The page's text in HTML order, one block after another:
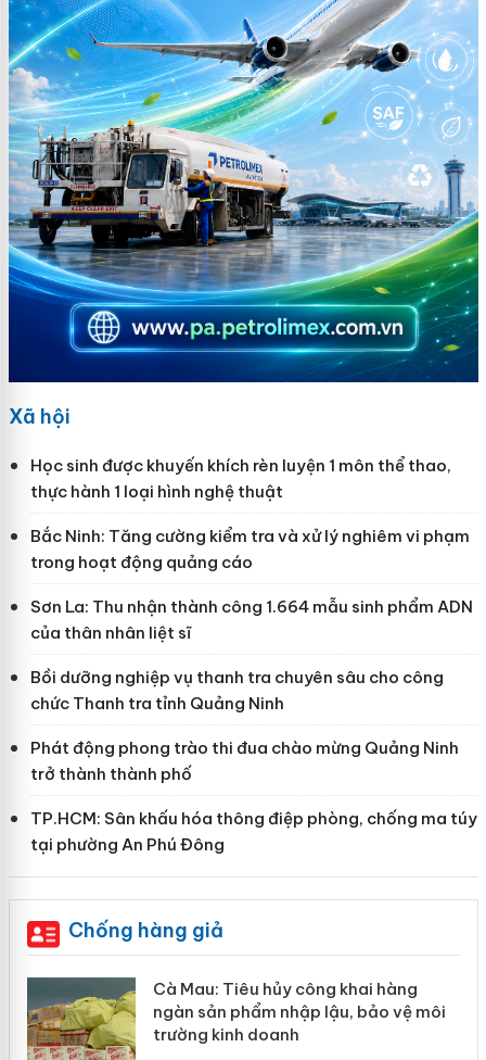
Xã hội
Học sinh được khuyến khích rèn luyện 1 môn thể thao,
thực hành 1 loại hình nghệ thuật
Bắc Ninh: Tăng cường kiểm tra và xử lý nghiêm vi phạm
trong hoạt động quảng cáo
Sơn La: Thu nhận thành công 1.664 mẫu sinh phẩm ADN
của thân nhân liệt sĩ
Bồi dưỡng nghiệp vụ thanh tra chuyên sâu cho công
chức Thanh tra tỉnh Quảng Ninh
Phát động phong trào thi đua chào mừng Quảng Ninh
trở thành thành phố
TP.HCM: Sân khấu hóa thông điệp phòng, chống ma túy
tại phường An Phú Đông
Chống hàng giả
Cà Mau: Tiêu hủy công khai hàng
ngàn sản phẩm nhập lậu, bảo vệ môi
trường kinh doanh